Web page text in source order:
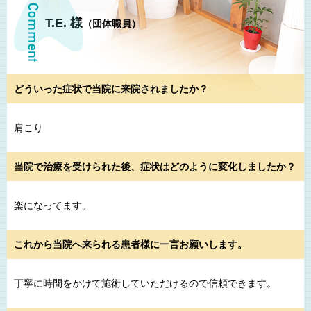
T.E. 様 （団体職員）
どういった症状で当院に来院されましたか？
肩こり
当院で治療を受けられた後、症状はどのように変化しましたか？
楽になってます。
これから当院へ来られる患者様に一言お願いします。
丁寧に時間をかけて施術していただけるので信頼できます。